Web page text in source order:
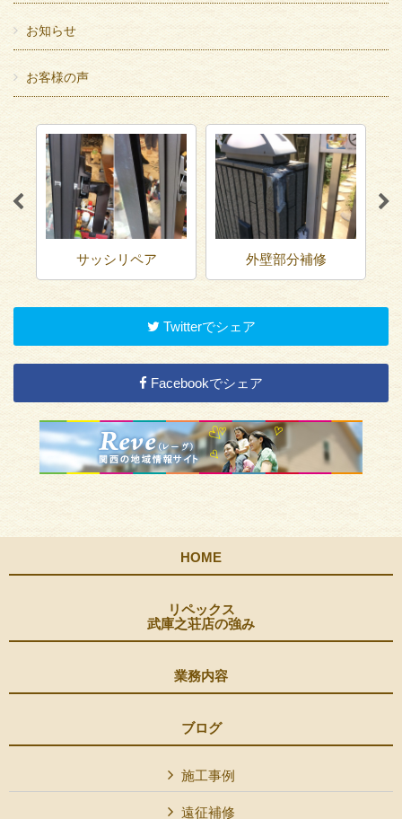
お知らせ
お客様の声
サッシリペア 外壁部分補修
Twitterでシェア
Facebookでシェア
HOME
リペックス
武庫之荘店の強み
業務内容
ブログ
施工事例
遠征補修